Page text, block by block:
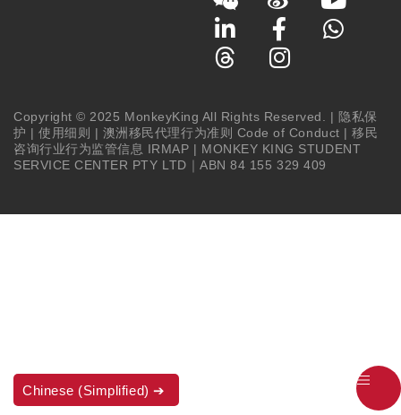
Copyright © 2025 MonkeyKing All Rights Reserved. | 隐私保
护 |使用细则 | 澳洲移民代理行为准则 Code of Conduct |移民
咨询行业行为监管信息 IRMAP | MONKEY KING STUDENT
SERVICE CENTER PTY LTD｜ABN 84 155 329 409
Chinese (Simplified)